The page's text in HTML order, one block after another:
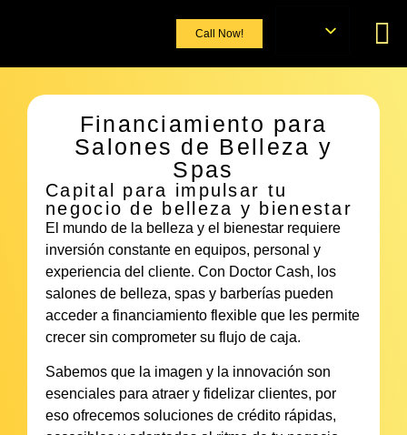
Call Now!
Financiamiento para
Salones de Belleza y
Spas
Capital para impulsar tu
negocio de belleza y bienestar
El mundo de la belleza y el bienestar requiere
inversión constante en equipos, personal y
experiencia del cliente. Con Doctor Cash, los
salones de belleza, spas y barberías pueden
acceder a financiamiento flexible que les permite
crecer sin comprometer su flujo de caja.
Sabemos que la imagen y la innovación son
esenciales para atraer y fidelizar clientes, por
eso ofrecemos soluciones de crédito rápidas,